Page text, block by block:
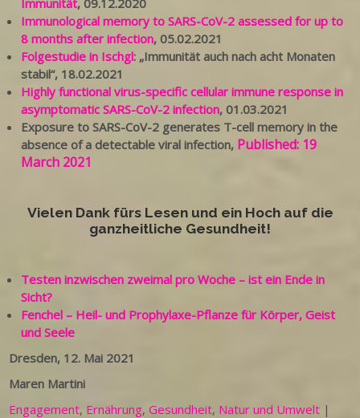
Immunität, 09.12.2020
Immunological memory to SARS-CoV-2 assessed for up to
8 months after infection, 05.02.2021
Folgestudie in Ischgl: „Immunität auch nach acht Monaten
stabil“, 18.02.2021
Highly functional virus-specific cellular immune response in
asymptomatic SARS-CoV-2 infection, 01.03.2021
Exposure to SARS-CoV-2 generates T-cell memory in the
absence of a detectable viral infection, Published: 19
March 2021
Vielen Dank fürs Lesen und ein Hoch auf die
ganzheitliche Gesundheit!
Testen inzwischen zweimal pro Woche – ist ein Ende in
Sicht?
Fenchel – Heil- und Prophylaxe-Pflanze für Körper, Geist
und Seele
Dresden, 12. Mai 2021
Maren Martini
Engagement, Ernährung,Gesundheit, Natur und Umwelt |